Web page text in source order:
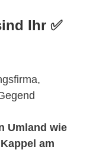
Ihr ✅
Umland wie
am